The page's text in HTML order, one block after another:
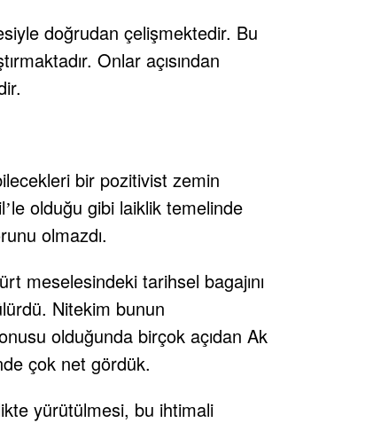
doğrudan çelişmektedir. Bu
Onlar açısından
bir pozitivist zemin
’le olduğu gibi laiklik temelinde
olmazdı.
meselesindeki tarihsel bagajını
Nitekim bunun
olduğunda birçok açıdan Ak
çok net gördük.
yürütülmesi, bu ihtimali